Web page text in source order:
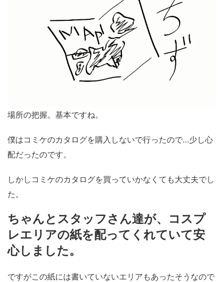
場所の把握。基本ですね。
僕はコミケのカタログを購入しないで行ったので…少し心
配だったのです。
しかしコミケのカタログを買っていかなくても大丈夫でし
た。
ちゃんとスタッフさん達が、コスプ
レエリアの紙を配ってくれていて安
心しました。
ですがこの紙には書いていないエリアもあったそうなので